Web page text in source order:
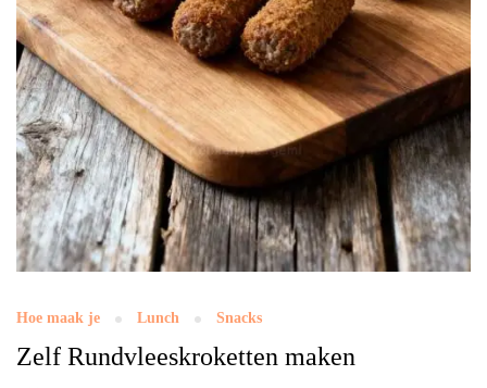
Hoe maak je Lunch Snacks
Zelf Rundvleeskroketten maken